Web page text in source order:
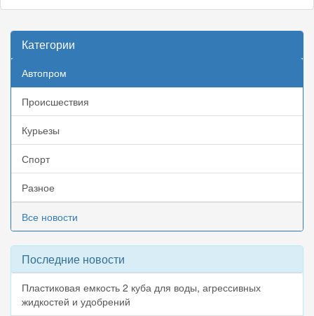
Категории
Автопром
Происшествия
Курьезы
Спорт
Разное
Все новости
Последние новости
Пластиковая емкость 2 куба для воды, агрессивных
жидкостей и удобрений